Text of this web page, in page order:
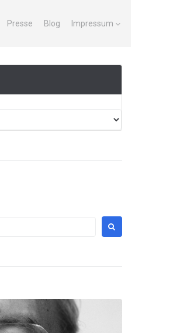
Presse Blog Impressum